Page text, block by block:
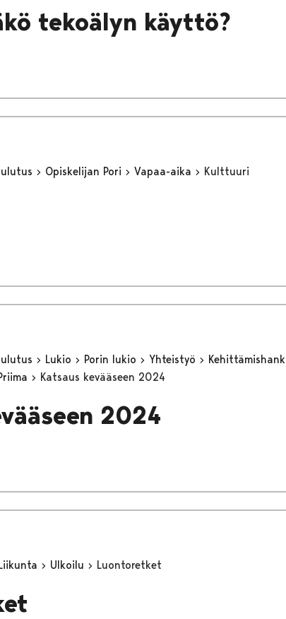
tekoälyn käyttö?
Opiskelijan Pori Vapaa-aika Kulttuuri
Lukio Porin lukio Yhteistyö
Katsaus kevääseen 2024
2024
Ulkoilu Luontoretket